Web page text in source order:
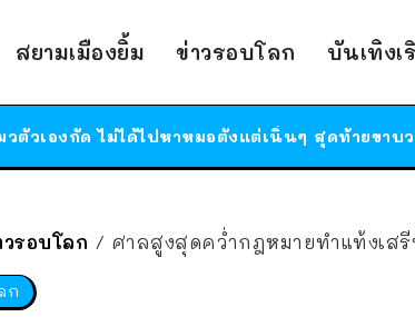
สยามเมืองยิ้ม ข่าวรอบโลก บันเทิงเ
วรอบโลก / ศาลสูงสุดคว่ำกฎหมายทำแท้งเส
ก